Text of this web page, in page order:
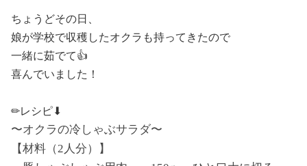
ちょうどその日、
娘が学校で収穫したオクラも持ってきたので
一緒に茹でて👍
喜んでいました！
✏︎レシピ⬇︎
〜オクラの冷しゃぶサラダ〜
【材料（2人分）】